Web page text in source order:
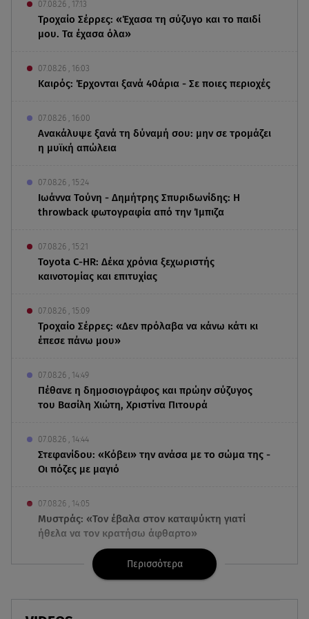
07.08.26 , 17:13
Τροχαίο Σέρρες: «Έχασα τη σύζυγο και το παιδί
μου. Τα έχασα όλα»
07.08.26 , 16:03
Καιρός: Έρχονται ξανά 40άρια - Σε ποιες περιοχές
07.08.26 , 16:00
Ανακάλυψε ξανά τη δύναμή σου: μην σε τρομάζει
η μυϊκή απώλεια
07.08.26 , 15:24
Ιωάννα Τούνη - Δημήτρης Σπυριδωνίδης: Η
throwback φωτογραφία από την Ίμπιζα
07.08.26 , 15:21
Toyota C-HR: Δέκα χρόνια ξεχωριστής
καινοτομίας και επιτυχίας
07.08.26 , 15:09
Τροχαίο Σέρρες: «Δεν πρόλαβα να κάνω κάτι κι
έπεσε πάνω μου»
07.08.26 , 14:49
Πέθανε η δημοσιογράφος και πρώην σύζυγος
του Βασίλη Χιώτη, Χριστίνα Πιτουρά
07.08.26 , 14:44
Στεφανίδου: «Κόβει» την ανάσα με το σώμα της -
Οι πόζες με μαγιό
07.08.26 , 14:05
Μυστράς: «Τον έβαλα στον καταψύκτη γιατί
ήθελα να τον κρατήσω άφθαρτο»
07.08.26 , 14:00
K-beauty blush: Τα viral ρουζ που υπόσχονται το
πολυπόθητο κορεάτικο glow
Περισσότερα